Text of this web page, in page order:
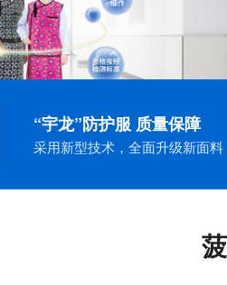
“宇龙”防护服 质量保障
采用新型技术，全面升级新面